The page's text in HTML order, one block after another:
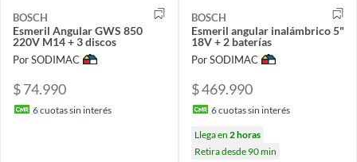
BOSCH
Esmeril Angular GWS 850
220V M14 + 3 discos
Por SODIMAC
$ 74.990
6cuotas sin interés
BOSCH
Esmeril angular inalámbrico 5"
18V + 2 baterías
Por SODIMAC
$ 469.990
6cuotas sin interés
Llega en 2 horas
Retira desde 90 min